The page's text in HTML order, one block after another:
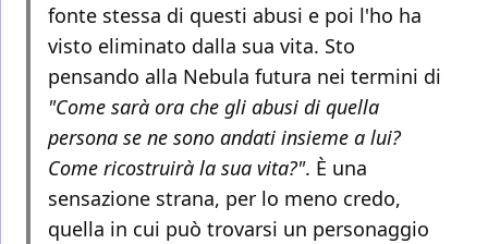
fonte stessa di questi abusi e poi l'ho ha
visto eliminato dalla sua vita. Sto
pensando alla Nebula futura nei termini di
"Come sarà ora che gli abusi di quella
persona se ne sono andati insieme a lui?
Come ricostruirà la sua vita?". È una
sensazione strana, per lo meno credo,
quella in cui può trovarsi un personaggio